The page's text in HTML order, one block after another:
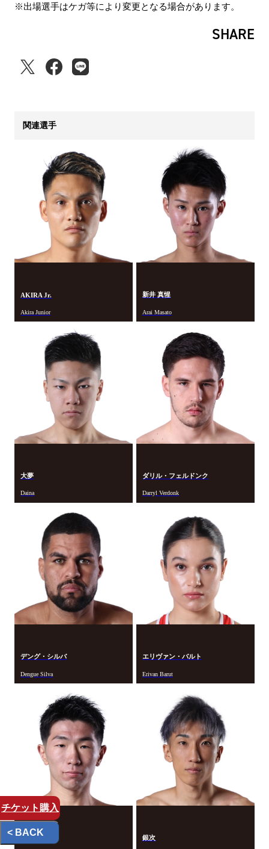
※出場選手はケガ等により変更となる場合があります。
SHARE
関連選手
AKIRA Jr.
Akira Junior
新井 真惺
Arai Masato
大夢
Daina
ダリル・フェルドンク
Darryl Verdonk
デング・シルバ
Dengue Silva
エリヴァン・バルト
Erivan Barut
古宮 晴 銀次
チケット 購入
< BACK